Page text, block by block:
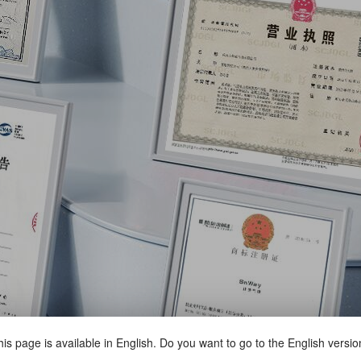
page is available in English. Do you want to go to the English